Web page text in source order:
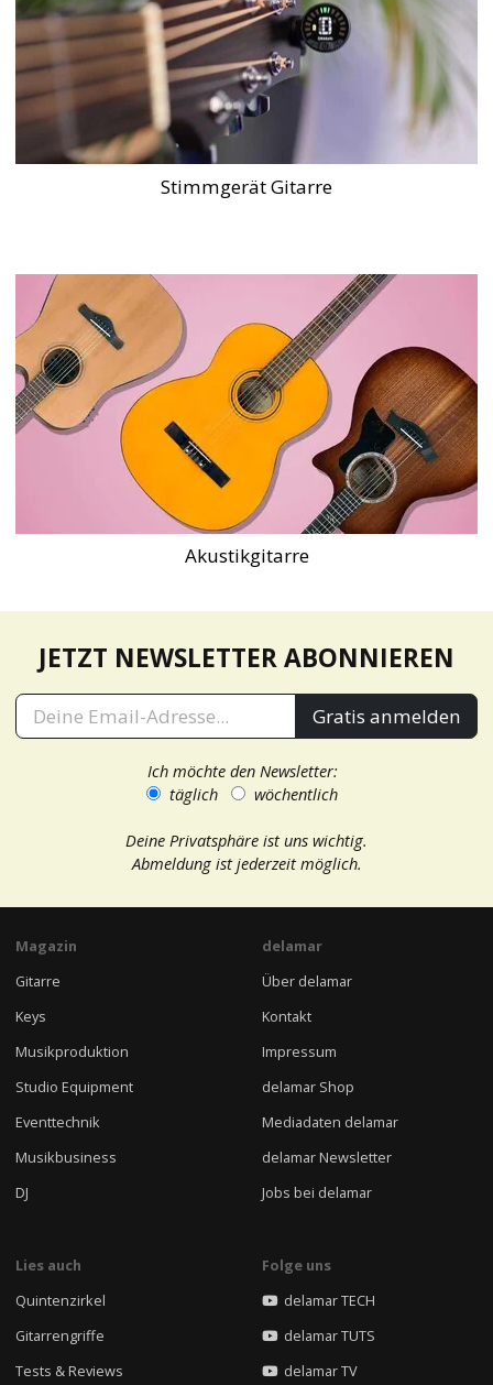
Stimmgerät Gitarre
Akustikgitarre
JETZT NEWSLETTER ABONNIEREN
Gratis anmelden
Ich möchte den Newsletter:
täglich
wöchentlich
Deine Privatsphäre ist uns wichtig.
Abmeldung ist jederzeit möglich.
Magazin
Gitarre
Keys
Musikproduktion
Studio Equipment
Eventtechnik
Musikbusiness
DJ
delamar
Über delamar
Kontakt
Impressum
delamar Shop
Mediadaten delamar
delamar Newsletter
Jobs bei delamar
Lies auch
Quintenzirkel
Gitarrengriffe
Tests & Reviews
Folge uns
delamar TECH
delamar TUTS
delamar TV